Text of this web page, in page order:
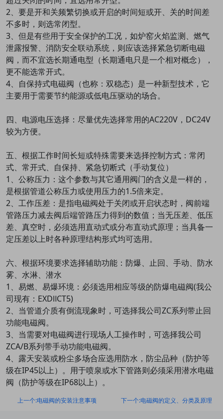
2、要是开和关频繁切换或开启的时间短或开、关的时间差
不多时，则选常闭型。
3、但是有些用于安全保护的工况，如炉窑火焰监测、燃气
泄露报警、消防安全联动系统，则应该选择紧急切断电磁
阀，而不宜选长期通电型（长期通电只是一个相对概念），
更不能选常开式。
4、自保持式电磁阀（也称：双稳态）是一种新型技术，它
主要用于需要节约能源或低电压驱动的场合。
四、电源电压选择：尽量优先选择常用的AC220V，DC24V
较为方便。
五、根据工作时间长短或特殊需要来选择控制方式：常闭
式、常开式、自保持、紧急切断式（手动复位）
1、公称压力：这个参数与其它通用阀门的含义是一样的，
是根据管道公称压力或使用压力的1.5倍来定。
2、工作压差：是指电磁阀处于关闭或开启状态时，阀前端
管路压力减去阀后端管路压力得到的数值；当无压差、低压
差、真空时，必须选用直动式或分布直动式原理；当具备一
定压差以上时各种原理结构形式均可选用。
六、根据环境要求选择辅助功能：防爆、止回、手动、防水
雾、水淋、潜水
1、易燃、易爆环境：必须选用相应等级的防爆电磁阀(我公
司现有：EXDⅡCT5)
2、当管道介质有倒流现象时，可选择我公司ZC系列带止回
功能电磁阀。
3、当需要对电磁阀进行现场人工操作时，可选择我公司
ZCA/B系列带手动功能电磁阀。
4、露天安装或粉尘多场合应选用防水，防尘品种（防护等
级在IP45以上）。用于喷泉或水下管路则必须采用潜水电磁
阀（防护等级在IP68以上）。
上一个:电磁阀的安装注意事项 下一个:电磁阀的定义、分类及原理